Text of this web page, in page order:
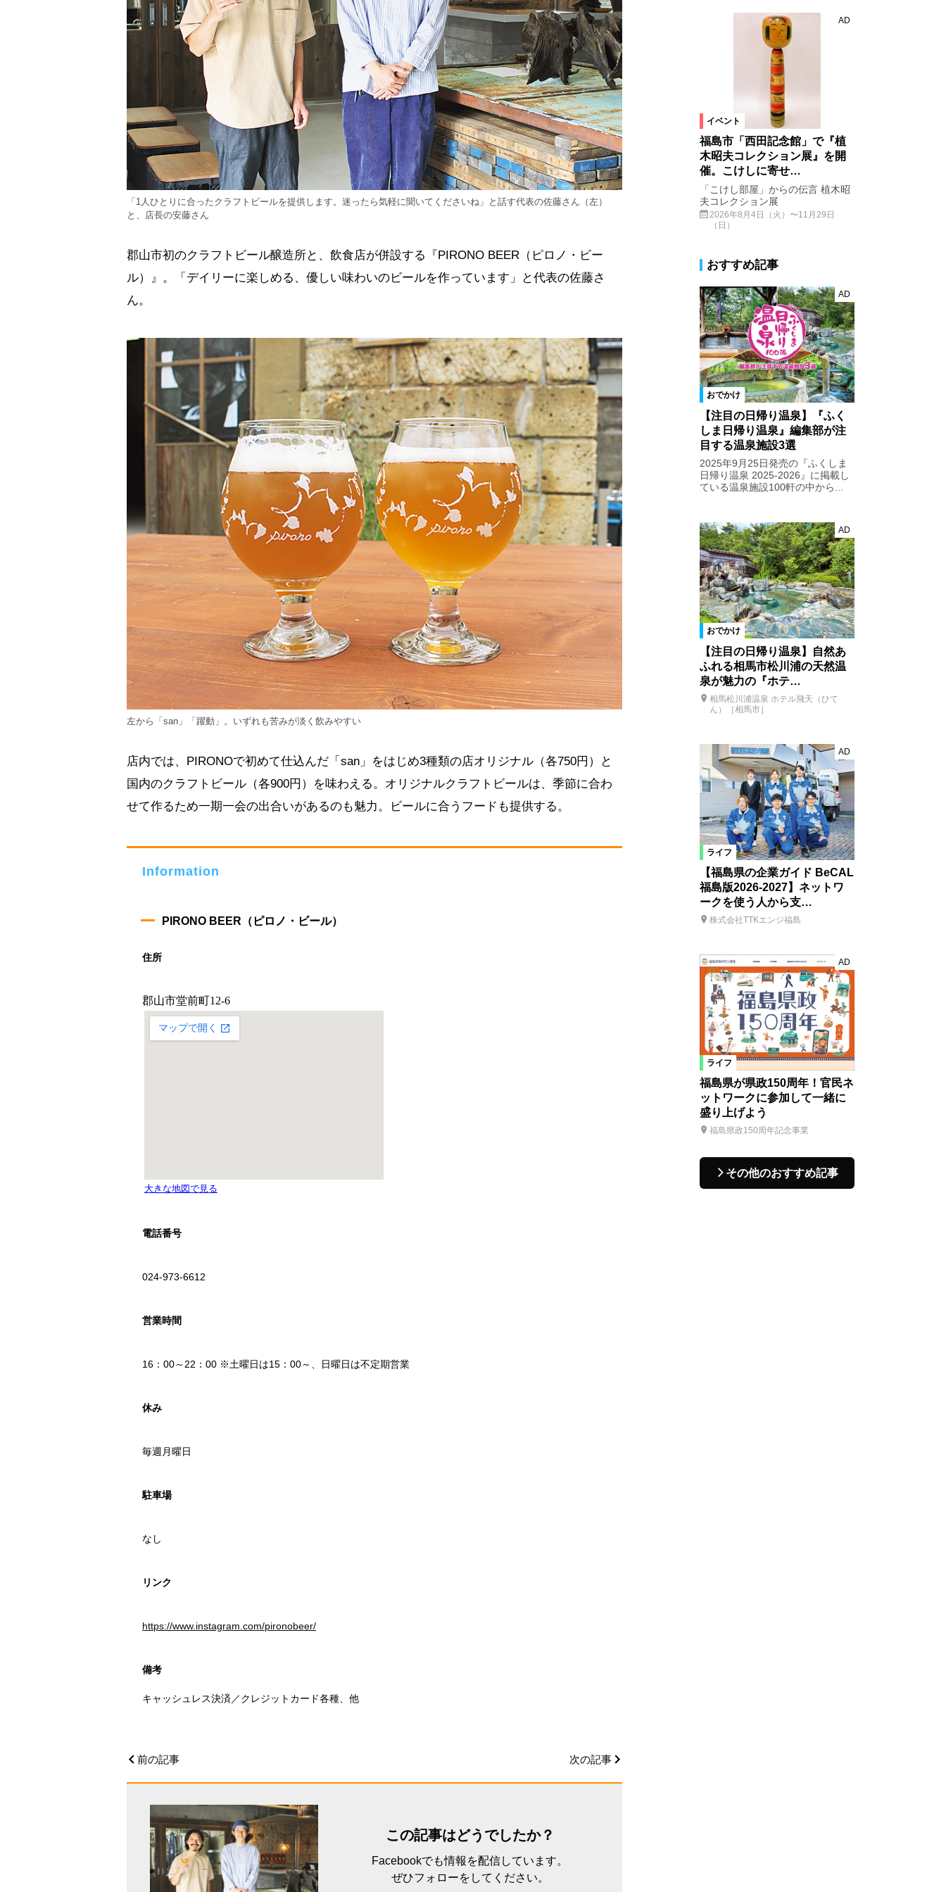
「1人ひとりに合ったクラフトビールを提供します。迷ったら気軽に聞いてくださいね」と話す代表の佐藤さん（左）
と、店長の安藤さん
郡山市初のクラフトビール醸造所と、飲食店が併設する『PIRONO BEER（ピロノ・ビー
ル）』。「デイリーに楽しめる、優しい味わいのビールを作っています」と代表の佐藤さ
ん。
左から「san」「躍動」。いずれも苦みが淡く飲みやすい
店内では、PIRONOで初めて仕込んだ「san」をはじめ3種類の店オリジナル（各750円）と
国内のクラフトビール（各900円）を味わえる。オリジナルクラフトビールは、季節に合わ
せて作るため一期一会の出合いがあるのも魅力。ビールに合うフードも提供する。
Information
PIRONO BEER（ピロノ・ビール）
住所
電話番号
024-973-6612
営業時間
16：00～22：00 ※土曜日は15：00～、日曜日は不定期営業
休み
毎週月曜日
駐車場
なし
リンク
https://www.instagram.com/pironobeer/
備考
キャッシュレス決済／クレジットカード各種、他
前の記事 次の記事
この記事はどうでしたか？
Facebookでも情報を配信しています。
ぜひフォローをしてください。
イベント
AD
福島市「西田記念館」で『植
木昭夫コレクション展』を開
催。こけしに寄せ…
「こけし部屋」からの伝言 植木昭
夫コレクション展
2026年8月4日（火）〜11月29日
（日）
おすすめ記事
おでかけ
AD
【注目の日帰り温泉】『ふく
しま日帰り温泉』編集部が注
目する温泉施設3選
2025年9月25日発売の『ふくしま
日帰り温泉 2025-2026』に掲載し
ている温泉施設100軒の中から...
おでかけ
AD
【注目の日帰り温泉】自然あ
ふれる相馬市松川浦の天然温
泉が魅力の『ホテ…
相馬松川浦温泉 ホテル飛天（ひて
ん）［相馬市］
ライフ
AD
【福島県の企業ガイド BeCAL
福島版2026-2027】ネットワ
ークを使う人から支…
株式会社TTKエンジ福島
ライフ
AD
福島県が県政150周年！官民ネ
ットワークに参加して一緒に
盛り上げよう
福島県政150周年記念事業
その他のおすすめ記事